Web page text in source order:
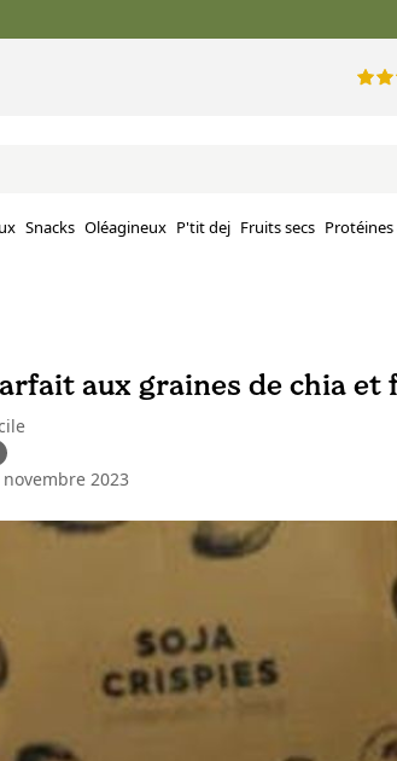
Snacks Oléagineux P'tit dej Fruits secs
aux graines de chia et
novembre 2023